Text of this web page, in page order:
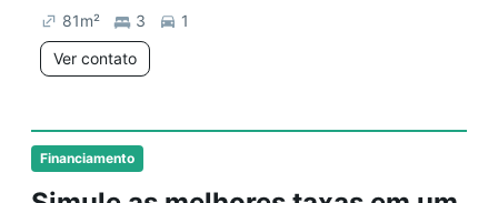
Financiamento
81m² 3
1
Ver contato